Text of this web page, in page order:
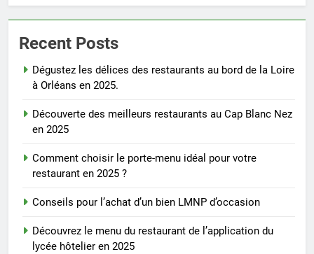
Recent Posts
Dégustez les délices des restaurants au bord de la Loire
à Orléans en 2025.
Découverte des meilleurs restaurants au Cap Blanc Nez
en 2025
Comment choisir le porte-menu idéal pour votre
restaurant en 2025 ?
Conseils pour l’achat d’un bien LMNP d’occasion
Découvrez le menu du restaurant de l’application du
lycée hôtelier en 2025